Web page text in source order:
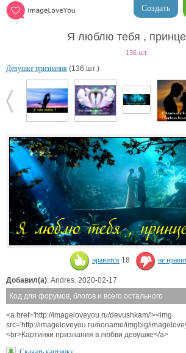
Создать
Я люблю тебя ,
136 шт.
Девушке признания (136 шт.)
нравится 18 не
Добавил(а): Andres. 2020-02-17
Код для форумов, блогов и всего остального
<a href='http://imageloveyou.ru/devushkam/'><img
src='http://imageloveyou.ru/noname/imgbig/
<br>Картинки признания в любви девушке</a>